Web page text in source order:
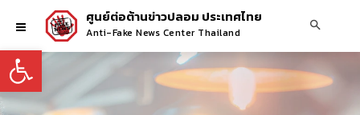
Open toolbar
ศูนย์ต่อต้านข่าวปลอม ประเทศไทย
Anti-Fake News Center Thailand